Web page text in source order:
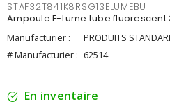
STAF32T841K8RSG13ELUMEBU
Ampoule E-Lume tube fluorescent
Manufacturier :
PRODUITS
# Manufacturier : 62514
En inventaire